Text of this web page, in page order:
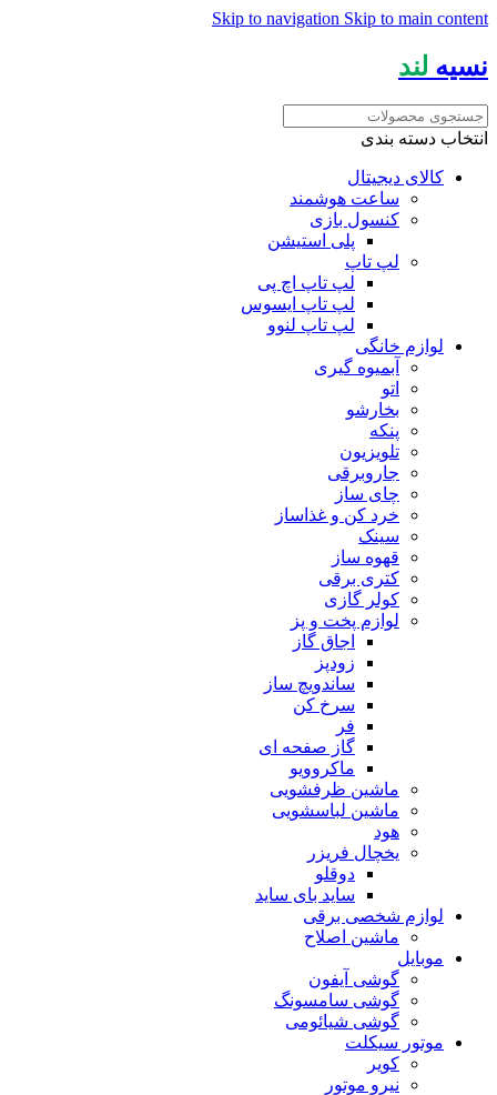
Skip to navigation Skip to main content
نسیه لند
انتخاب دسته بندی
کالای دیجیتال
ساعت هوشمند
کنسول بازی
پلی استیشن
لپ تاپ
لپ تاپ اچ پی
لپ تاپ ایسوس
لپ تاپ لنوو
لوازم خانگی
آبمیوه گیری
اتو
بخارشو
پنکه
تلویزیون
جاروبرقی
چای ساز
خرد کن و غذاساز
سینک
قهوه ساز
کتری برقی
کولر گازی
لوازم پخت و پز
اجاق گاز
زودپز
ساندویچ ساز
سرخ کن
فر
گاز صفحه ای
ماکروویو
ماشین ظرفشویی
ماشین لباسشویی
هود
یخچال فریزر
دوقلو
ساید بای ساید
لوازم شخصی برقی
ماشین اصلاح
موبایل
گوشی آیفون
گوشی سامسونگ
گوشی شیائومی
موتور سیکلت
کویر
نیرو موتور